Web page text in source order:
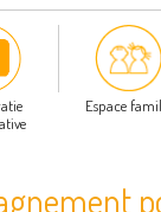
Espace